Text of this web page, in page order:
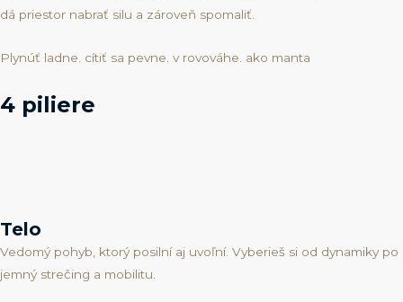
dá priestor nabrať silu a zároveň spomaliť.
Plynúť ladne. cítiť sa pevne. v rovováhe. ako manta
4 piliere
Telo
Vedomý pohyb, ktorý posilní aj uvoľní. Vyberieš si od dynamiky po
jemný strečing a mobilitu.